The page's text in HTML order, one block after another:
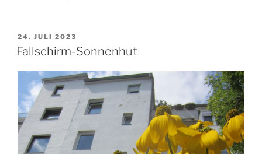
VERÖFFENTLICHT
AM
24. JULI 2023
Fallschirm-Sonnenhut